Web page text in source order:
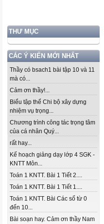
THƯ MỤC
CÁC Ý KIẾN MỚI NHẤT
Thầy có bsach1 bài tập 10 và 11
mà có...
Cảm ơn thầy!...
Biểu tập thể Chi bộ xây dựng
nhiệm vụ trọng...
Chương trình công tác trọng tâm
của cá nhân Quý...
rất hay...
Kế hoạch giảng dạy lớp 4 SGK -
KNTT Môn...
Toán 1 KNTT. Bài 1 Tiết 2....
Toán 1 KNTT. Bài 1 Tiết 1....
Toán 1 KNTT. Bài Các số từ 0
đến 10...
Bài soạn hay. Cảm ơn thầy Nam